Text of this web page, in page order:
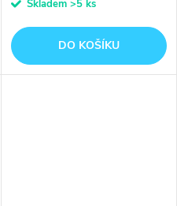
Skladem >5 ks
DO KOŠÍKU